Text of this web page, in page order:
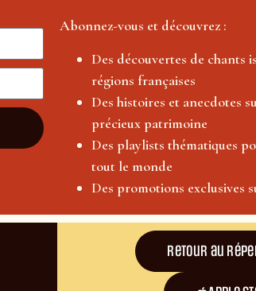
Abonnez-vous et découvrez :
Des découvertes de chants
régions françaises
Des histoires et anecdotes
précieux patrimoine
Des playlists thématiques
tout le monde
Des promotions exclusives
Retour au